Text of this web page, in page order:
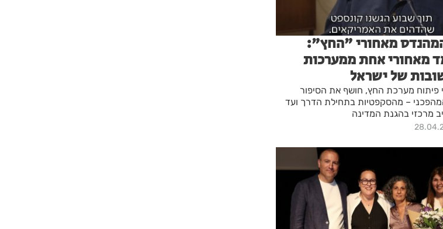
מאחורי "החץ":
מאחורי אחת ממערכות
של ישראל
פיתוח מערכת החץ, חושף את הסיפור
– מהסקפטיות בתחילת הדרך ועד
מרכזי בהגנת המדינה